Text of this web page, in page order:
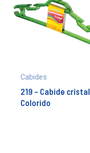
Cabides
219 – Cabide cristal
Colorido